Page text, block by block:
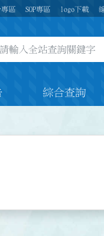
專區 SOP專區 logo下載
站查詢關鍵字欄位
綜合查詢